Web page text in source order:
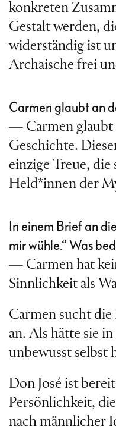
konkreten
Gestalt werden,
widerständig ist
Archaische frei
Carmen glaubt an
— Carmen glaubt
Geschichte.
einzige Treue,
Held*innen der
In einem Brief an
mir wühle.“ Was
— Carmen hat
Sinnlichkeit als
Carmen sucht die
an. Als hätte sie
unbewusst selbst
Don José ist
Persönlichkeit,
nach männlicher